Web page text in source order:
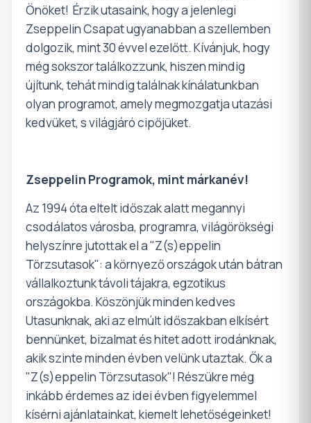
Önöket! Érzik utasaink, hogy a jelenlegi
Zseppelin Csapat ugyanabban a szellemben
dolgozik, mint 30 évvel ezelőtt. Kívánjuk, hogy
még sokszor találkozzunk, hiszen mindig
újítunk, tehát mindig találnak kínálatunkban
olyan programot, amely megmozgatja utazási
kedvüket, s világjáró cipőjüket.
Zseppelin Programok, mint márkanév!
Az 1994 óta eltelt időszak alatt megannyi
csodálatos városba, programra, világörökségi
helyszínre jutottak el a "Z(s)eppelin
Törzsutasok": a környező országok után bátran
vállalkoztunk távoli tájakra, egzotikus
országokba. Köszönjük minden kedves
Utasunknak, aki az elmúlt időszakban elkísért
bennünket, bizalmat és hitet adott irodánknak,
akik szinte minden évben velünk utaztak. Ők a
"Z(s)eppelin Törzsutasok"! Részükre még
inkább érdemes az idei évben figyelemmel
kísérni ajánlatainkat, kiemelt lehetőségeinket!